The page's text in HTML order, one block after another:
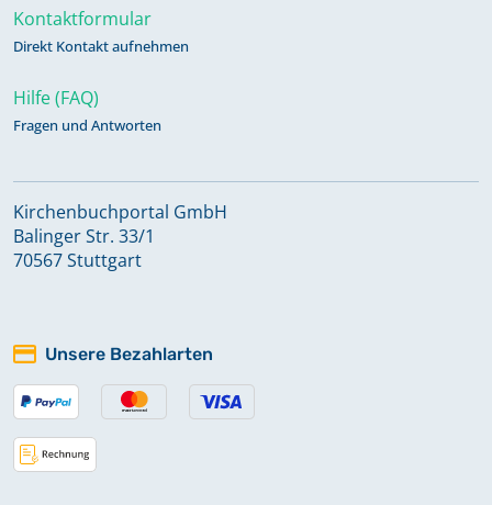
Mischbuch (Taufen, Konfirmationen)
1865-1879
Mischbuch (Taufen, Konfirmationen,
Trauungen, Bestattungen) 1898-
Mischbuch (Taufen, Konfirmationen,
Trauungen, Bestattungen) 1909-
Mischbuch (Taufen, Konfirmationen,
Trauungen, Bestattungen,
Namensverzeichnis) 1879-1897
Kontaktformular
Direkt Kontakt aufnehmen
Hilfe (FAQ)
Fragen und Antworten
Kirchenbuchportal GmbH
Balinger Str. 33/1
70567 Stuttgart
Unsere Bezahlarten